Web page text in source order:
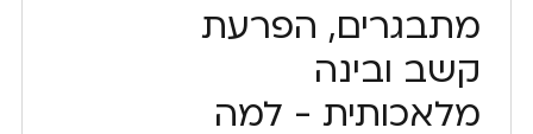
מתבגרים, הפרעת
קשב ובינה
מלאכותית - למה